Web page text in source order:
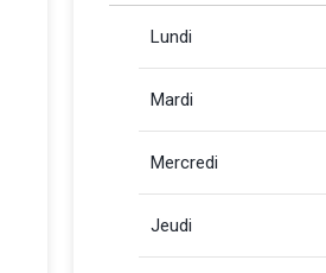
Lundi
Mardi
Mercredi
Jeudi